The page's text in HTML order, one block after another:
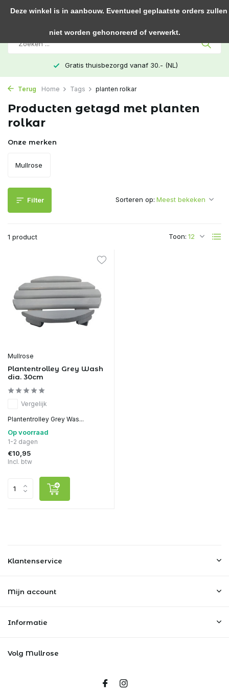
Gratis thuisbezorgd vanaf 30.- (NL)
Terug Home Tags planten rolkar
Producten getagd met planten
rolkar
Onze merken
Mullrose
Filter
1 product Toon:
Sorteren op:
Mullrose
Plantentrolley Grey Wash
dia. 30cm
Vergelijk
Plantentrolley Grey Was...
Op voorraad
1-2 dagen
€10,95
Incl. btw
Klantenservice
Mijn account
Informatie
Volg Mullrose
Deze winkel is in aanbouw. Eventueel geplaatste orders zullen
niet worden gehonoreerd of verwerkt.